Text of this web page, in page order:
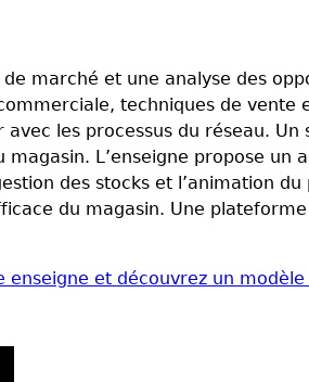
marché et une analyse des
techniques de vente
les processus du réseau. Un
L’enseigne propose un
des stocks et l’animation
du magasin. Une
enseigne et découvrez un